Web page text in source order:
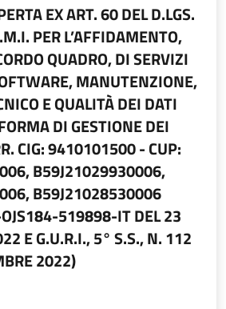
EX ART. 60 DEL D.LGS.
PER L’AFFIDAMENTO,
QUADRO, DI SERVIZI
MANUTENZIONE,
E QUALITÀ DEI DATI
DI GESTIONE DEI
CIG: 9410101500 - CUP:
B59J21029930006,
B59J21028530006
519898-IT DEL 23
E G.U.R.I., 5° S.S., N. 112
2022)